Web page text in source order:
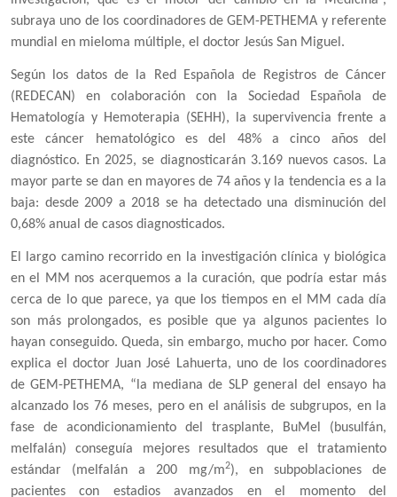
subraya uno de los coordinadores de GEM-PETHEMA y referente
mundial en mieloma múltiple, el doctor Jesús San Miguel.
Según los datos de la Red Española de Registros de Cáncer
(REDECAN) en colaboración con la Sociedad Española de
Hematología y Hemoterapia (SEHH), la supervivencia frente a
este cáncer hematológico es del 48% a cinco años del
diagnóstico. En 2025, se diagnosticarán 3.169 nuevos casos. La
mayor parte se dan en mayores de 74 años y la tendencia es a la
baja: desde 2009 a 2018 se ha detectado una disminución del
0,68% anual de casos diagnosticados.
El largo camino recorrido en la investigación clínica y biológica
en el MM nos acerquemos a la curación, que podría estar más
cerca de lo que parece, ya que los tiempos en el MM cada día
son más prolongados, es posible que ya algunos pacientes lo
hayan conseguido. Queda, sin embargo, mucho por hacer. Como
explica el doctor Juan José Lahuerta, uno de los coordinadores
de GEM-PETHEMA, “la mediana de SLP general del ensayo ha
alcanzado los 76 meses, pero en el análisis de subgrupos, en la
fase de acondicionamiento del trasplante, BuMel (busulfán,
melfalán) conseguía mejores resultados que el tratamiento
estándar (melfalán a 200 mg/m2), en subpoblaciones de
pacientes con estadios avanzados en el momento del